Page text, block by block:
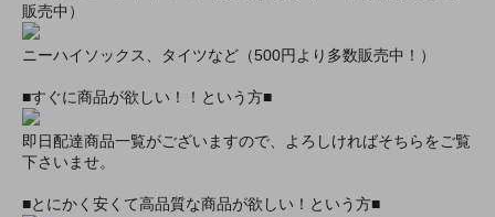
販売中）
ニーハイソックス、タイツなど（500円より多数販売中！）
■すぐに商品が欲しい！！という方■
即日配達商品一覧がございますので、よろしければそちらをご覧
下さいませ。
■とにかく安くて高品質な商品が欲しい！という方■